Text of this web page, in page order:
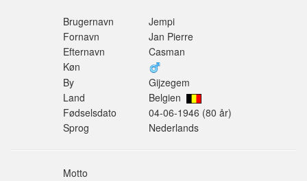
Brugernavn
Jempi
Fornavn
Jan Pierre
Efternavn
Casman
Køn
By
Gijzegem
Land
Belgien
Fødselsdato
04-06-1946 (80 år)
Sprog
Nederlands
Motto